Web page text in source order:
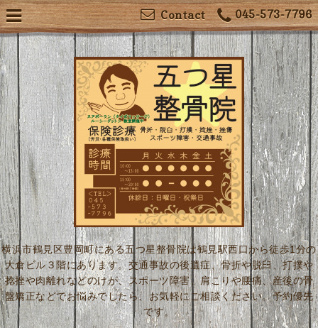
045-573-7796
Contact
横浜市鶴見区豊岡町にある五つ星整骨院は鶴見駅西口から徒歩1分の
大倉ビル３階にあります。交通事故の後遺症、骨折や脱臼、打撲や
捻挫や肉離れなどのけが、スポーツ障害、肩こりや腰痛、産後の骨
盤矯正などでお悩みでしたら、お気軽にご相談ください。予約優先
です。